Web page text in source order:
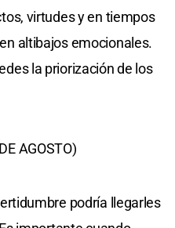
virtudes y en tiempos
altibajos emocionales.
la priorización de los
AGOSTO)
podría llegarles